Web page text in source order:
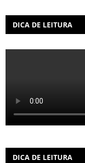
DICA DE LEITURA
DICA DE LEITURA